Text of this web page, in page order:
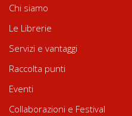
Chi siamo
Le Librerie
Servizi e vantaggi
Raccolta punti
Eventi
Collaborazioni e Festival